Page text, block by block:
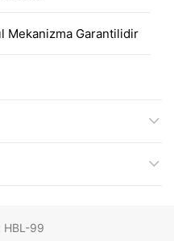
Mekanizma Garantilidir
HBL-99